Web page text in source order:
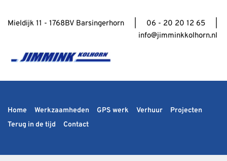
info@jimminkkolhorn.nl
Home Werkzaamheden GPS werk Verhuur
Projecten
Terug in de tijd
Contact